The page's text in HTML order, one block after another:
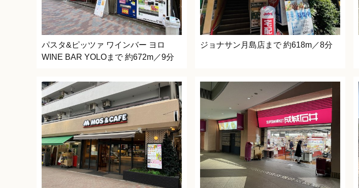
パスタ&ピッツァ ワインバー ヨロ
WINE BAR YOLOまで 約672m／9分
ジョナサン月島店まで 約618m／8分